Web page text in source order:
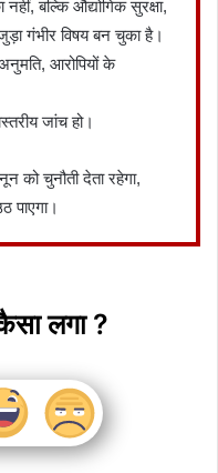
नहीं, बल्कि औद्योगिक सुरक्षा,
गंभीर विषय बन चुका है।
आरोपियों के
जांच हो।
को चुनौती देता रहेगा,
पाएगा।
लगा ?